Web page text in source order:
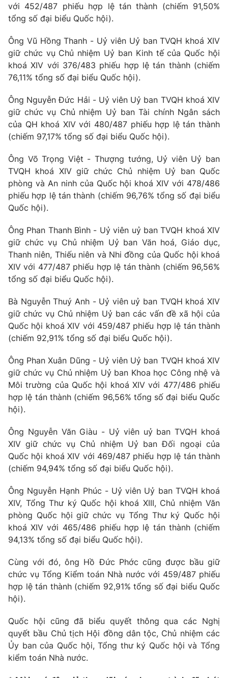
Sản phẩm
Thị trường
Tư vấn
Lịch phát sóng
Chuyên mục khác
Emagazine Podcast
Photo Infographic
Video Shorts video
VTV Money VTV Thể thao
VTV Sức khoẻ Bất động sản
Thị trường 24h Tấm lòng Việt
VTV4 Vươn mình bằng AI
VTV9
Liên hệ tòa soạn English
THỜI BÁO VTV
Cơ quan chủ quản:Đài Truyền hình Việt Nam
Cơ quan báo chí:
Thời báo VTV
cấp ngày 29/12/2023
Tổng Biên tập:Vũ Thanh Thủy
Phó Tổng Biên tập: Nguyễn Thị Mỹ Hạnh, Phạm Quốc Thắng,
Nguyễn Trọng Ninh
Tổng đài VTV: 024.38 355 931 - 024.38 355 932
Email:
toasoan@vtv.vn
Liên hệ quảng cáo:
024-7300.7108
với 452/487 phiếu hợp lệ tán thành (chiếm 91,50%
tổng số đại biểu Quốc hội).
Ông Vũ Hồng Thanh - Uỷ viên Uỷ ban TVQH khoá XIV
giữ chức vụ Chủ nhiệm Uỷ ban Kinh tế của Quốc hội
khoá XIV với 376/483 phiếu hợp lệ tán thành (chiếm
76,11% tổng số đại biểu Quốc hội).
Ông Nguyễn Đức Hải - Uỷ viên Uỷ ban TVQH khoá XIV
giữ chức vụ Chủ nhiệm Uỷ ban Tài chính Ngân sách
của QH khoá XIV với 480/487 phiếu hợp lệ tán thành
(chiếm 97,17% tổng số đại biểu Quốc hội).
Ông Võ Trọng Việt - Thượng tướng, Uỷ viên Uỷ ban
TVQH khoá XIV giữ chức Chủ nhiệm Uỷ ban Quốc
phòng và An ninh của Quốc hội khoá XIV với 478/486
phiếu hợp lệ tán thành (chiếm 96,76% tổng số đại biểu
Quốc hội).
Ông Phan Thanh Bình - Uỷ viên uỷ ban TVQH khoá XIV
giữ chức vụ Chủ nhiệm Uỷ ban Văn hoá, Giáo dục,
Thanh niên, Thiếu niên và Nhi đồng của Quốc hội khoá
XIV với 477/487 phiếu hợp lệ tán thành (chiếm 96,56%
tổng số đại biểu Quốc hội).
Bà Nguyễn Thuý Anh - Uỷ viên uỷ ban TVQH khoá XIV
giữ chức vụ Chủ nhiệm Uỷ ban các vấn đề xã hội của
Quốc hội khoá XIV với 459/487 phiếu hợp lệ tán thành
(chiếm 92,91% tổng số đại biểu Quốc hội).
Ông Phan Xuân Dũng - Uỷ viên Uỷ ban TVQH khoá XIV
giữ chức vụ Chủ nhiệm Uỷ ban Khoa học Công nhệ và
Môi trường của Quốc hội khoá XIV với 477/486 phiếu
hợp lệ tán thành (chiếm 96,56% tổng số đại biểu Quốc
hội).
Ông Nguyễn Văn Giàu - Uỷ viên uỷ ban TVQH khoá
XIV giữ chức vụ Chủ nhiệm Uỷ ban Đối ngoại của
Quốc hội khoá XIV với 469/487 phiếu hợp lệ tán thành
(chiếm 94,94% tổng số đại biểu Quốc hội).
Ông Nguyễn Hạnh Phúc - Uỷ viên Uỷ ban TVQH khoá
XIV, Tổng Thư ký Quốc hội khoá XIII, Chủ nhiệm Văn
phòng Quốc hội giữ chức vụ Tổng Thư ký Quốc hội
khoá XIV với 465/486 phiếu hợp lệ tán thành (chiếm
94,13% tổng số đại biểu Quốc hội).
Cùng với đó, ông Hồ Đức Phớc cũng được bầu giữ
chức vụ Tổng Kiểm toán Nhà nước với 459/487 phiếu
hợp lệ tán thành (chiếm 92,91% tổng số đại biểu Quốc
hội).
Quốc hội cũng đã biểu quyết thông qua các Nghị
quyết bầu Chủ tịch Hội đồng dân tộc, Chủ nhiệm các
Ủy ban của Quốc hội, Tổng thư ký Quốc hội và Tổng
kiểm toán Nhà nước.